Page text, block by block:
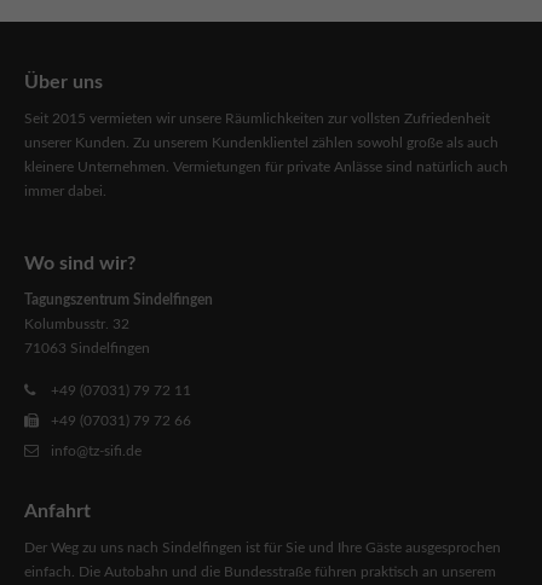
Vernissage in Sindelfingen
Sie planen eine Ausstellung und suchen dafür noch einen geeigneten
Raum mit tollem Ambiente und guter Erreichbarkeit. Dann sind Sie
Über uns
Seit 2015 vermieten wir unsere Räumlichkeiten zur vollsten Zufriedenheit
unserer Kunden. Zu unserem Kundenklientel zählen sowohl große als auch
kleinere Unternehmen. Vermietungen für private Anlässe sind natürlich auch
immer dabei.
Wo sind wir?
Tagungszentrum Sindelfingen
Kolumbusstr. 32
71063 Sindelfingen
+49 (07031) 79 72 11
+49 (07031) 79 72 66
info@tz-sifi.de
Anfahrt
Der Weg zu uns nach Sindelfingen ist für Sie und Ihre Gäste ausgesprochen
einfach. Die Autobahn und die Bundesstraße führen praktisch an unserem